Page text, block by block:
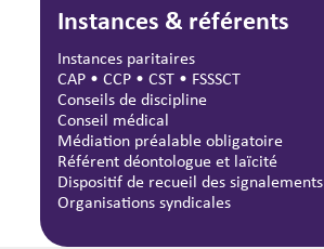
Instances & référents
Instances paritaires
CAP •CCP •CST • FSSSCT
Conseils de discipline
Conseil médical
Médiation préalable obligatoire
Référent déontologue et laïcité
Dispositif de recueil des signalements
Organisations syndicales